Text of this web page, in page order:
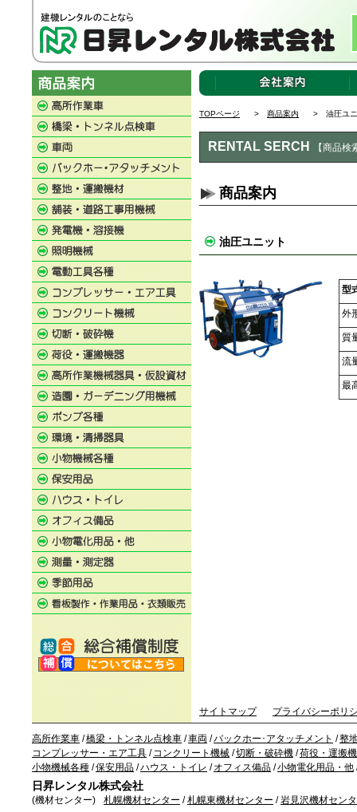
TOPページ > 商品案内 > 油圧ユニ
RENTAL SERCH 【商品検
商品案内
油圧ユニット
型
外
質
流
最
サイトマップ プライバシーポリ
高所作業車 /橋梁・トンネル点検車 /車両 /バックホー･アタッチメント /整
コンプレッサー・エア工具 / コンクリート機械 /切断・破砕機 /荷役・運搬
小物機械各種 /保安用品 /ハウス・トイレ / オフィス備品 /小物電化用品・他
日昇レンタル株式会社
(機材センター) 札幌機材センター /札幌東機材センター /岩見沢機材セン